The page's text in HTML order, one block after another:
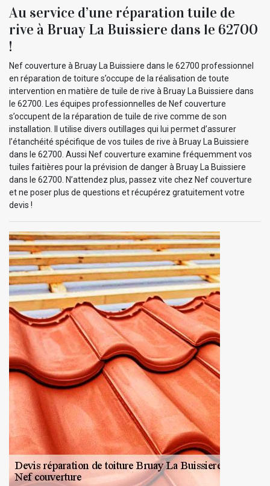
Au service d’une réparation tuile de
rive à Bruay La Buissiere dans le 62700
!
Nef couverture à Bruay La Buissiere dans le 62700 professionnel
en réparation de toiture s’occupe de la réalisation de toute
intervention en matière de tuile de rive à Bruay La Buissiere dans
le 62700. Les équipes professionnelles de Nef couverture
s’occupent de la réparation de tuile de rive comme de son
installation. Il utilise divers outillages qui lui permet d’assurer
l’étanchéité spécifique de vos tuiles de rive à Bruay La Buissiere
dans le 62700. Aussi Nef couverture examine fréquemment vos
tuiles faitières pour la prévision de danger à Bruay La Buissiere
dans le 62700. N’attendez plus, passez vite chez Nef couverture
et ne poser plus de questions et récupérez gratuitement votre
devis !